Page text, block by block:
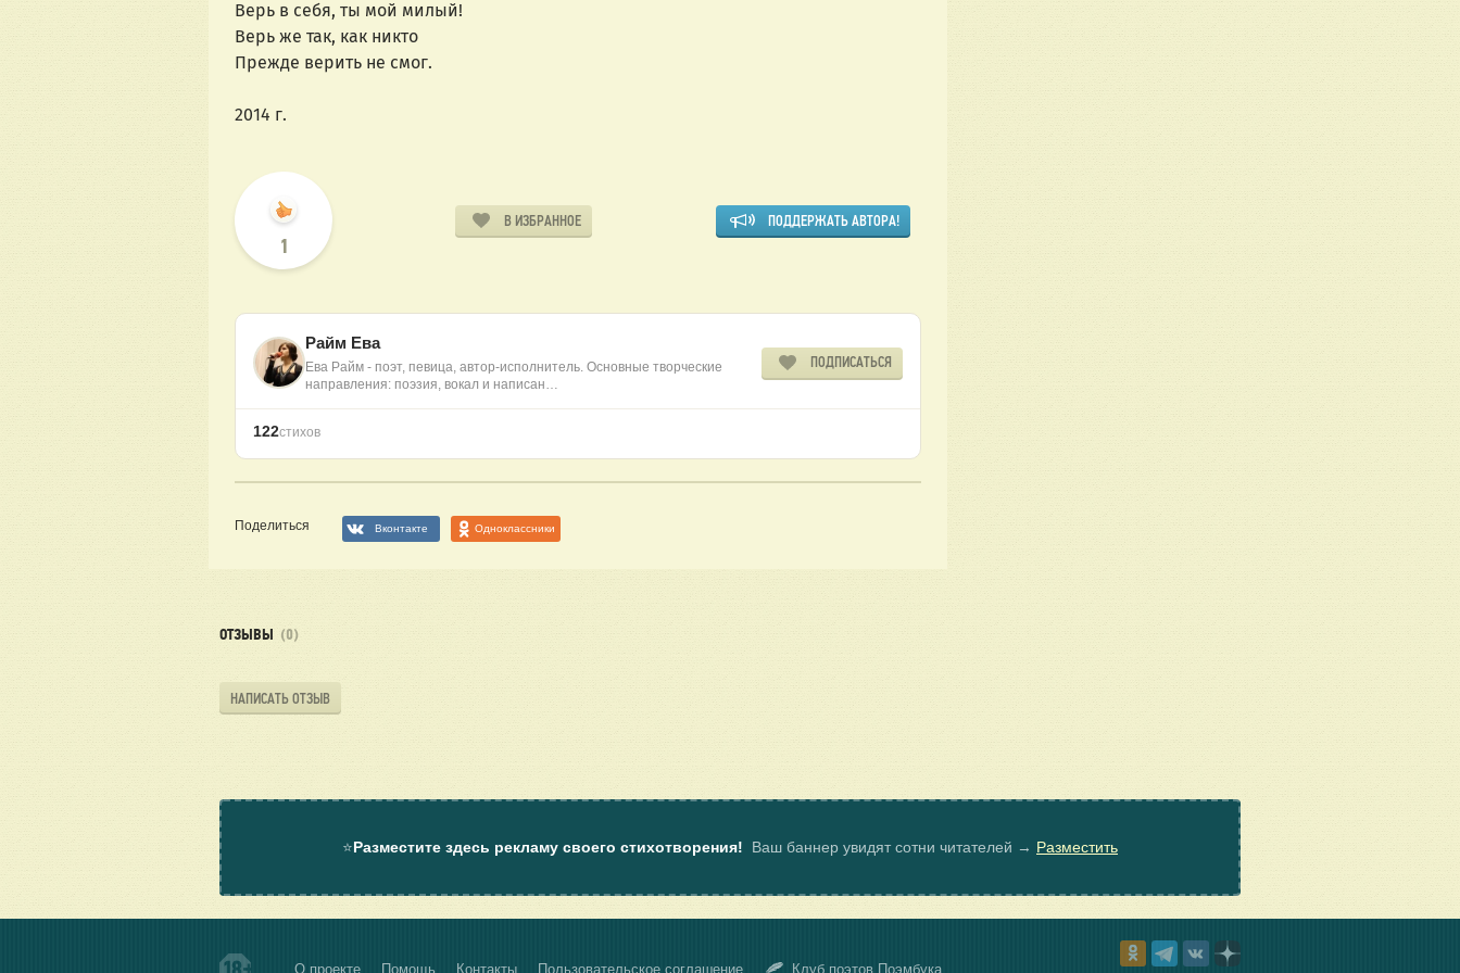
Верь в себя, ты мой милый!
Верь же так, как никто
Прежде верить не смог.
2014 г.
1
В ИЗБРАННОЕ ПОДДЕРЖАТЬ АВТОРА!
Райм Ева
Ева Райм - поэт, певица, автор-исполнитель. Основные творческие
направления: поэзия, вокал и написан…
ПОДПИСАТЬСЯ
122стихов
Поделиться Вконтакте Одноклассники
ОТЗЫВЫ (0)
НАПИСАТЬ ОТЗЫВ
⭐Разместите здесь рекламу своего стихотворения! Ваш баннер увидят сотни читателей → Разместить
О проекте Помощь Контакты Пользовательское соглашение Клуб поэтов Поэмбука